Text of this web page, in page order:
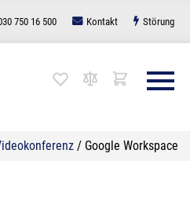
750 16 500 Kontakt Störung
/ Google Workspace